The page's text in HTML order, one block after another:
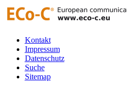
Kontakt
Impressum
Datenschutz
Suche
Sitemap